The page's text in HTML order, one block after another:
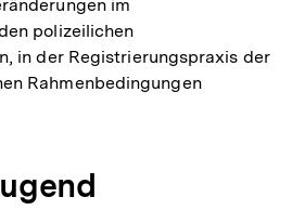
im
polizeilichen
in der Registrierungspraxis der
Rahmenbedingungen